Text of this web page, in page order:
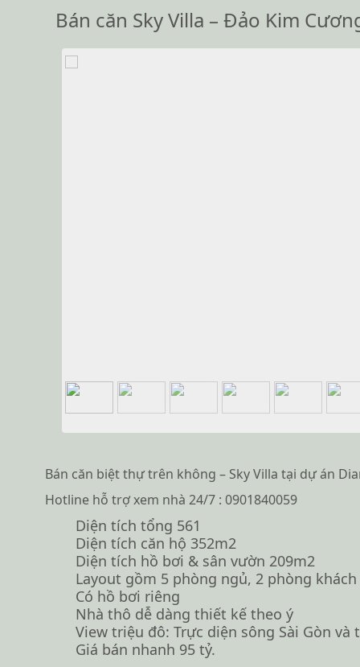
Bán căn Sky Villa – Đảo Kim
Bán căn biệt thự trên không – Sky Villa tại dự án
Hotline hỗ trợ xem nhà 24/7 : 0901840059
Diện tích tổng 561
Diện tích căn hộ 352m2
Diện tích hồ bơi & sân vườn 209m2
Layout gồm 5 phòng ngủ, 2 phòng khách
Có hồ bơi riêng
Nhà thô dễ dàng thiết kế theo ý
View triệu đô: Trực diện sông Sài Gòn
Giá bán nhanh 95 tỷ.